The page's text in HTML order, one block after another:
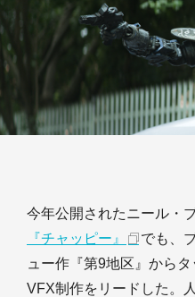
今年公開されたニール・
『チャッピー』
でも、
ュー作『第9地区』から
VFX制作をリードした。